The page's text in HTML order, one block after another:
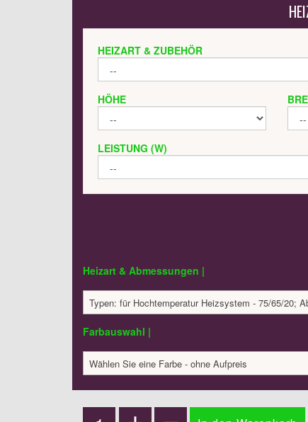
HEIZART & ZUBEHÖR
HÖHE
LEISTUNG (W)
Heizart & Abmessungen |
Typen: für Hochtemperatur Heizsystem - 75/65/20;
Farbauswahl |
Wählen Sie eine Farbe - ohne Aufpreis